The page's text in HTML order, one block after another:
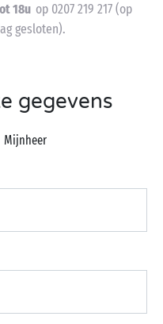
18u op 0207 219 217 (op
gesloten).
gegevens
Mijnheer